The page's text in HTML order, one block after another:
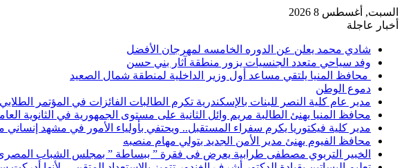
السبت, أغسطس 8 2026
أخبار عاجلة
شادي محمد يعلن عن الدوره الخامسه لمهرجان الأفضل
وفد سياحي متعدد الجنسيات يزور منطقة آثار بني حسن
محافظ المنيا يلتقي مساعد أول وزير الداخلية لمنطقة شمال الصعيد
دموع الوطن
مدير عام كلية النصر للبنات بالإسكندرية تكرم الطالبات الفائزات في المؤتمر
محافظ المنيا يهنئ الطالبة مريم وائل الثانية على مستوى الجمهورية في الثانوية
مدير كلية فيكتوريا يكرم سفراء المستقبل.. ويحتفي بأولياء الأمور في مشهد إنساني
محافظ الفيوم يهنئ مدير الأمن الجديد بتولي مهام منصبه
الخبير التربوي مصطفى طرابية يعرض فى فقرة ” ببساطة ” بمجلس الشباب المصرى